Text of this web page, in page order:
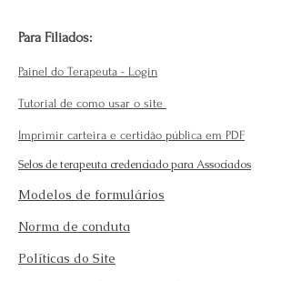
Para Filiados:
Painel do Terapeuta - Login
Tutorial de como usar o site
Imprimir carteira e certidão pública em PDF
Selos de terapeuta credenciado para Associados
Modelos de formulários
Norma de conduta
Políticas do Site